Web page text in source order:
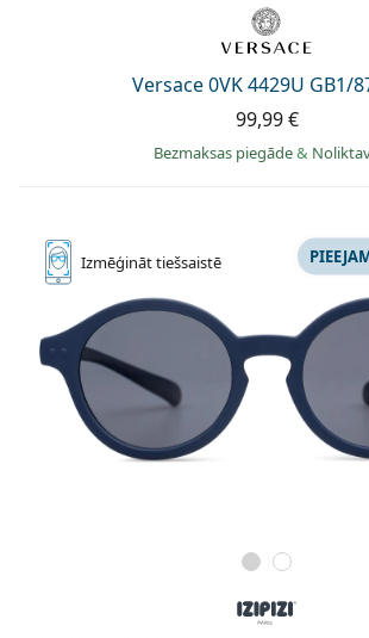
Versace 0VK 4429U GB1/
99,99 €
Bezmaksas piegāde&
Izmēģināttiešsaistē